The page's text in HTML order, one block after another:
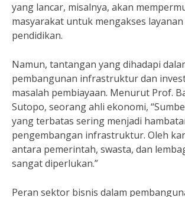
yang lancar, misalnya, akan
masyarakat untuk mengakses
pendidikan.
Namun, tantangan yang dihadapi
pembangunan infrastruktur dan
masalah pembiayaan. Menurut Prof.
Sutopo, seorang ahli ekonomi,
yang terbatas sering menjadi
pengembangan infrastruktur. Oleh
antara pemerintah, swasta, dan
sangat diperlukan.”
Peran sektor bisnis dalam